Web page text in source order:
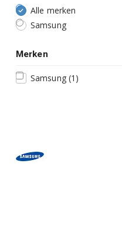
Alle merken
Samsung
Merken
Samsung (1)